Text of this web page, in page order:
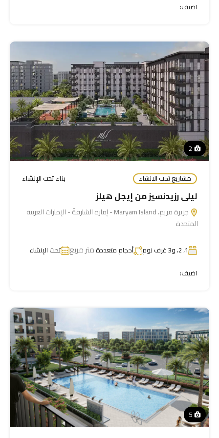
اضيف:
2
مشاريع تحت الانشاء بناء تحت الإنشاء
ليلى رزيدنسيز من إيجل هيلز
جزيرة مريم، Maryam Island - إمارة الشارقةّ - الإمارات العربية
المتحدة
1، 2، و3 غرف نوم أحجام متعددةمتر مربع
تحت الإنشاء
اضيف:
5